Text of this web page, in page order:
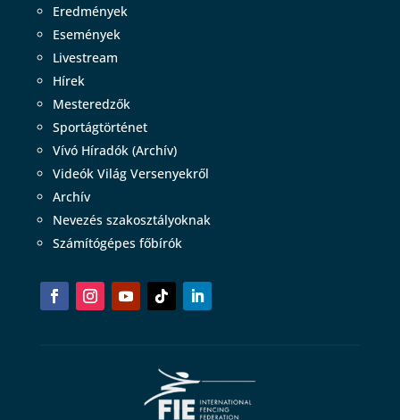
Eredmények
Események
Livestream
Hírek
Mesteredzők
Sportágtörténet
Vívó Híradók (Archív)
Videók Világ Versenyekről
Archív
Nevezés szakosztályoknak
Számítógépes főbírók